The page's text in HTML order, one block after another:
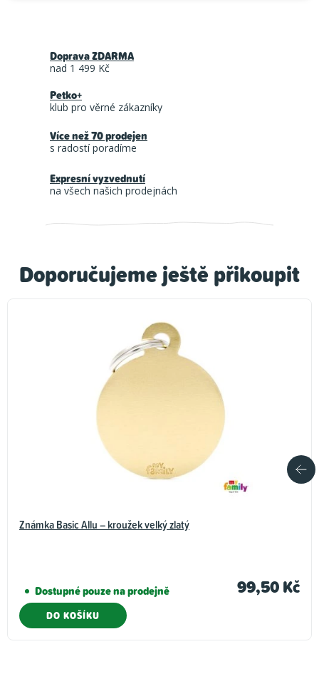
Doporučujeme ještě přikoupit
Známka Basic Allu – kroužek velký zlatý
Dostupné pouze na prodejně 99,50 Kč
DO KOŠÍKU
Doprava ZDARMA
nad 1 499 Kč
Petko+
klub pro věrné zákazníky
Více než 70 prodejen
s radostí poradíme
Expresní vyzvednutí
na všech našich prodejnách